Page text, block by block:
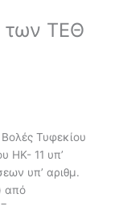
των ΤΕΘ
Τυφεκίου
ΗΚ- 11 υπ’
υπ’ αριθμ.
από